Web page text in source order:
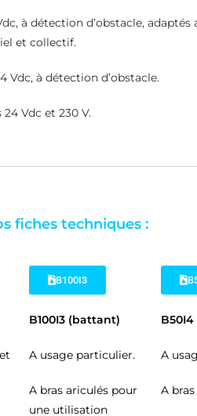
à détection d’obstacle, adaptés
et collectif.
à détection d’obstacle.
Vdc et 230 V.
fiches techniques :
B100I3
B100I3 (battant)
A usage particulier.
A bras ariculés pour
une utilisation
A
A